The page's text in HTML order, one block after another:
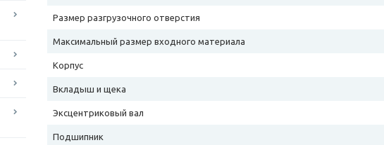
Размер разгрузочного отверстия
Максимальный размер входного материала
Корпус
Вкладыш и щека
Эксцентриковый вал
Подшипник